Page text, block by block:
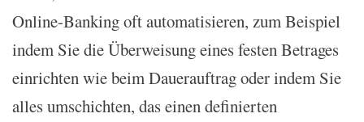
Online-Banking oft automatisieren, zum Beispiel
indem Sie die Überweisung eines festen Betrages
einrichten wie beim Dauerauftrag oder indem Sie
alles umschichten, das einen definierten